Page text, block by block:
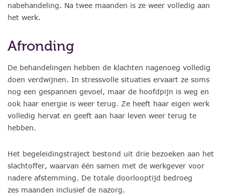
nabehandeling. Na twee maanden is ze weer volledig aan
het werk.
Afronding
De behandelingen hebben de klachten nagenoeg volledig
doen verdwijnen. In stressvolle situaties ervaart ze soms
nog een gespannen gevoel, maar de hoofdpijn is weg en
ook haar energie is weer terug. Ze heeft haar eigen werk
volledig hervat en geeft aan haar leven weer terug te
hebben.
Het begeleidingstraject bestond uit drie bezoeken aan het
slachtoffer, waarvan één samen met de werkgever voor
nadere afstemming. De totale doorlooptijd bedroeg
zes maanden inclusief de nazorg.